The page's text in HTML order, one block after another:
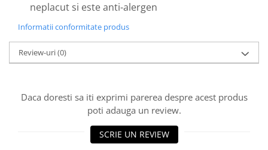
neplacut si este anti-alergen
Informatii conformitate produs
Review-uri(0)
Daca doresti sa iti exprimi parerea despre acest produs
poti adauga un review.
SCRIE UN REVIEW